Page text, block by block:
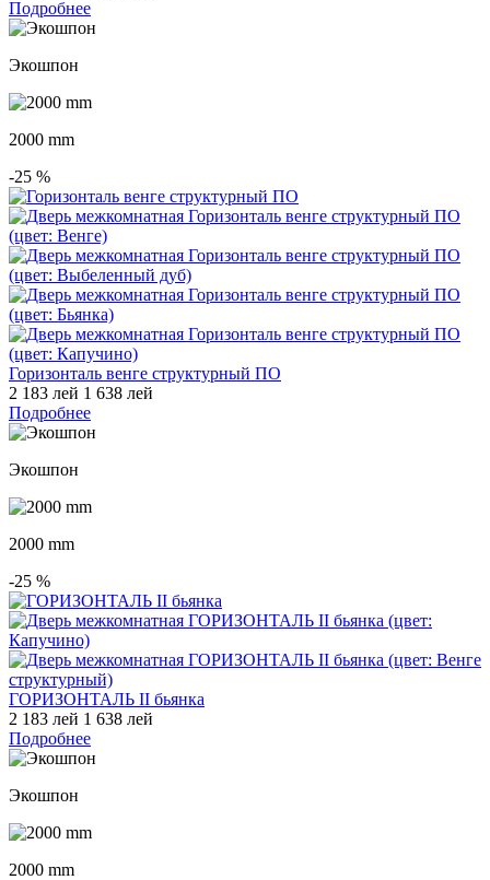
Подробнее
Экошпон
2000 mm
-25 %
Горизонталь венге структурный ПО
2 183 лей 1 638 лей
Подробнее
Экошпон
2000 mm
-25 %
ГОРИЗОНТАЛЬ II бьянка
2 183 лей 1 638 лей
Подробнее
Экошпон
2000 mm